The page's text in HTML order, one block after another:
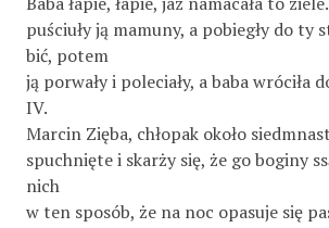
puściuły ją mamuny, a pobiegły do ty
bić, potem
ją porwały i poleciały, a baba wróciła
IV.
Marcin Zięba, chłopak około
spuchnięte i skarży się, że go boginy
nich
w ten sposób, że na noc opasuje się